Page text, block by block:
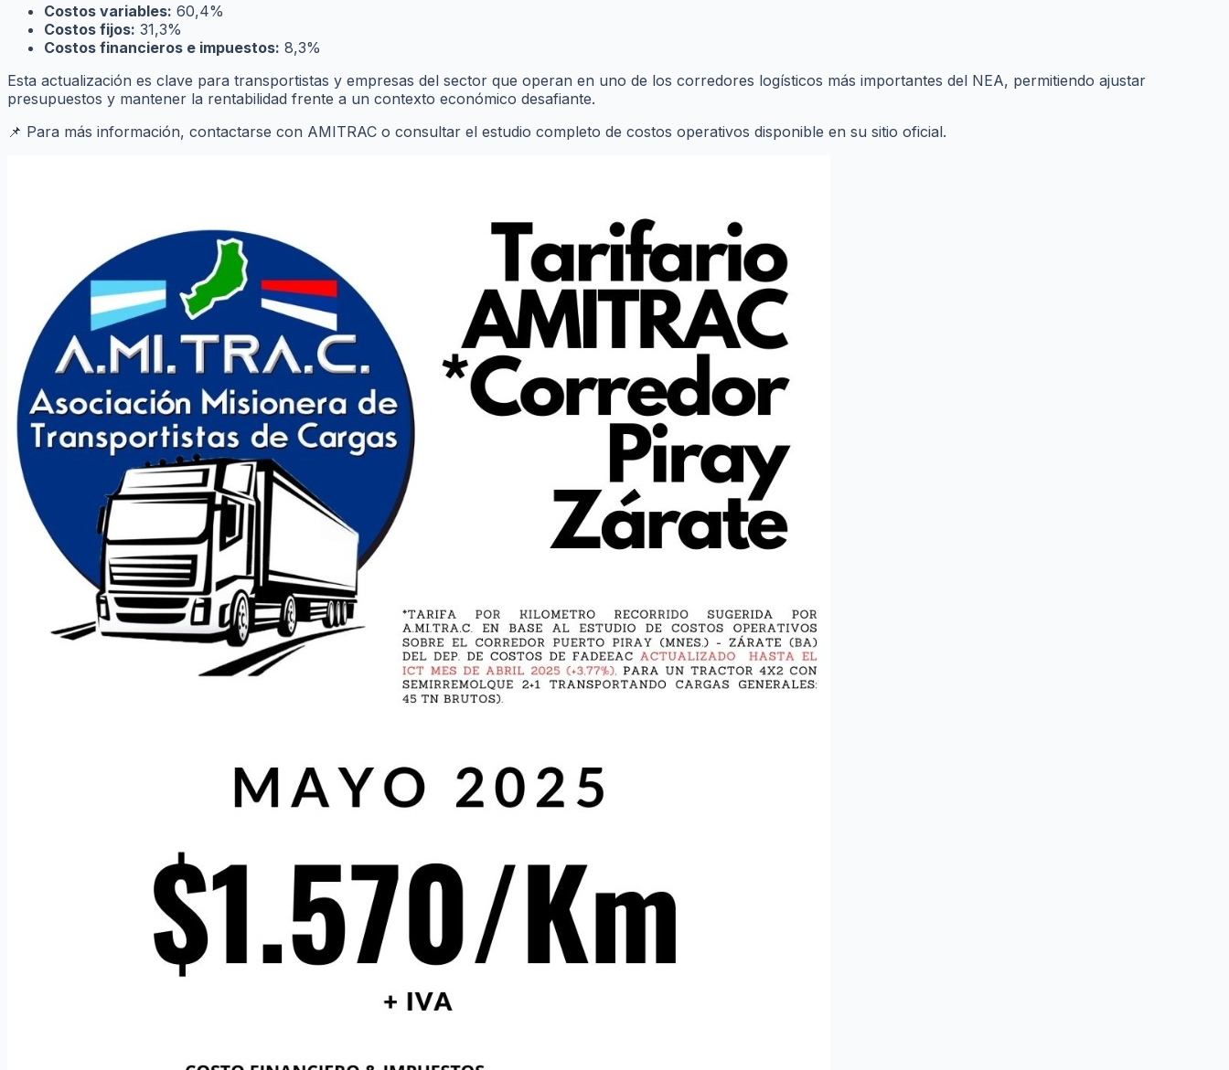
Costos variables: 60,4%
Costos fijos: 31,3%
Costos financieros e impuestos: 8,3%
Esta actualización es clave para transportistas y empresas del sector que operan en uno de los corredores logísticos más importantes del NEA, permitiendo ajustar
presupuestos y mantener la rentabilidad frente a un contexto económico desafiante.
📌 Para más información, contactarse con AMITRAC o consultar el estudio completo de costos operativos disponible en su sitio oficial.